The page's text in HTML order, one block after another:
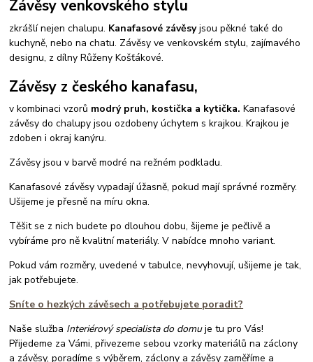
Závěsy venkovského stylu
zkrášlí nejen chalupu. Kanafasové závěsyjsou pěkné také do
kuchyně, nebo na chatu. Závěsy ve venkovském stylu, zajímavého
designu, z dílny Růženy Košťákové.
Závěsy z českého kanafasu,
v kombinaci vzorů modrý pruh, kostička a kytička.Kanafasové
závěsy do chalupy jsou ozdobeny úchytem s krajkou. Krajkou je
zdoben i okraj kanýru.
Závěsy jsou v barvě modré na režném podkladu.
Kanafasové závěsy vypadají úžasně, pokud mají správné rozměry.
Ušijeme je přesně na míru okna.
Těšit se z nich budete po dlouhou dobu, šijeme je pečlivě a
vybíráme pro ně kvalitní materiály. V nabídce mnoho variant.
Pokud vám rozměry, uvedené v tabulce, nevyhovují, ušijeme je tak,
jak potřebujete.
Sníte o hezkých závěsech a potřebujete poradit?
Naše služba Interiérový specialista do domuje tu pro Vás!
Přijedeme za Vámi, přivezeme sebou vzorky materiálů na záclony
a závěsy, poradíme s výběrem, záclony a závěsy zaměříme a